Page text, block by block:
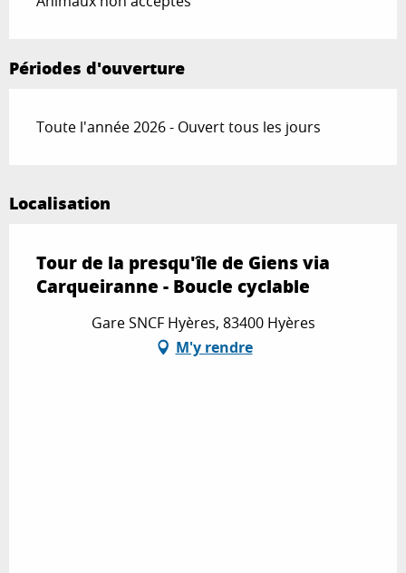
Périodes d'ouverture
Toute l'année 2026 - Ouvert tous les jours
Localisation
Tour de la presqu'île de Giens via
Carqueiranne - Boucle cyclable
Gare SNCF Hyères, 83400 Hyères
M'y rendre